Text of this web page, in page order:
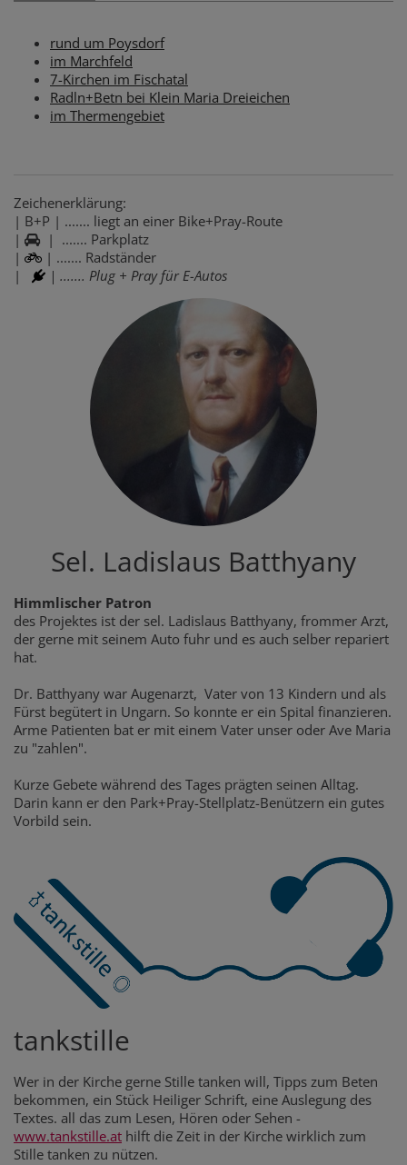
rund um Poysdorf
im Marchfeld
7-Kirchen im Fischatal
Radln+Betn bei Klein Maria Dreieichen
im Thermengebiet
Zeichenerklärung:
| B+P | ....... liegt an einer Bike+Pray-Route
|
| ....... Parkplatz
|
| ....... Radständer
|
| ....... Plug + Pray für E-Autos
Sel. Ladislaus Batthyany
Himmlischer Patron
des Projektes ist der sel. Ladislaus Batthyany, frommer Arzt,
der gerne mit seinem Auto fuhr und es auch selber repariert
hat.
Dr. Batthyany war Augenarzt, Vater von 13 Kindern und als
Fürst begütert in Ungarn. So konnte er ein Spital finanzieren.
Arme Patienten bat er mit einem Vater unser oder Ave Maria
zu "zahlen".
Kurze Gebete während des Tages prägten seinen Alltag.
Darin kann er den Park+Pray-Stellplatz-Benützern ein gutes
Vorbild sein.
tankstille
Wer in der Kirche gerne Stille tanken will, Tipps zum Beten
bekommen, ein Stück Heiliger Schrift, eine Auslegung des
Textes. all das zum Lesen, Hören oder Sehen -
www.tankstille.at hilft die Zeit in der Kirche wirklich zum
Stille tanken zu nützen.